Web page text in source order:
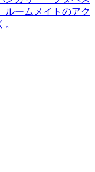
ルームメイトのアク